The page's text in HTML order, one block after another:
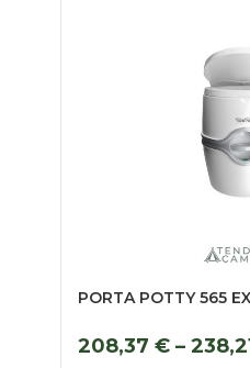
PORTA POTTY 565
208,37 € –